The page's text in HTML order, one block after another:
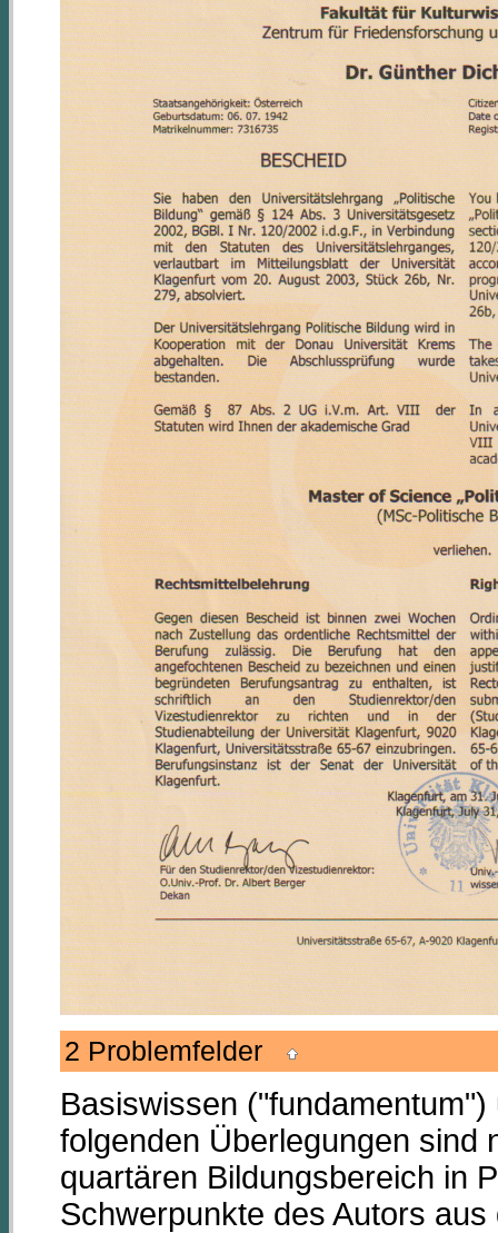
2 Problemfelder
Basiswissen
folgenden Überlegungen sind
quartären Bildungsbereich in
Schwerpunkte des Autors